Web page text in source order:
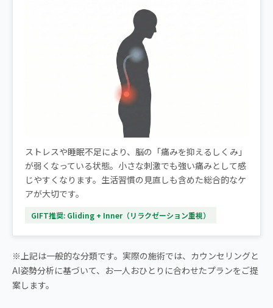
ストレスや睡眠不足により、脳の「痛みを抑えるしくみ」
が弱くなっている状態。小さな刺激でも強い痛みとして感
じやすくなります。生活習慣の見直しも含めた総合的なケ
アが大切です。
GIFT推奨: Gliding + Inner（リラクゼーション重視）
※上記は一般的な分類です。実際の施術では、カウンセリングと
AI姿勢分析に基づいて、お一人おひとりに合わせたプランをご提
案します。